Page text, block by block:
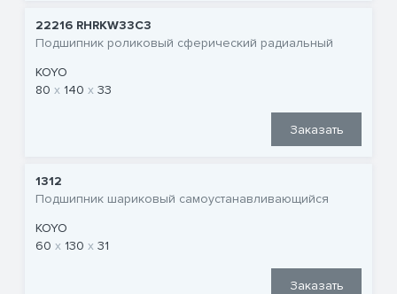
22216 RHRKW33C3
Подшипник роликовый сферический радиальный
KOYO
80
140 33
Заказать
1312
Подшипник шариковый самоустанавливающийся
KOYO
60
130 31
Заказать